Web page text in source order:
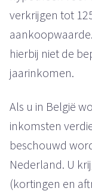
verkrijgen tot
hierbij niet de
jaarinkomen.
Als u in België
inkomsten
beschouwd
Nederland. U
(kortingen en